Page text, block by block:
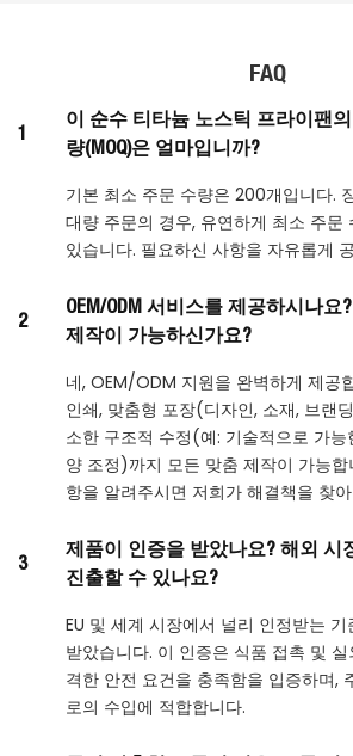
FAQ
1
이 순수 티타늄 노스틱 프라이팬
량(MOQ)은 얼마입니까?
기본 최소 주문 수량은 200개입니다.
대량 주문의 경우, 유연하게 최소 주문
있습니다. 필요하신 사항을 자유롭게
2
OEM/ODM 서비스를 제공하시나요
제작이 가능하신가요?
네, OEM/ODM 지원을 완벽하게 제공
인쇄, 맞춤형 포장(디자인, 소재, 브랜
소한 구조적 수정(예: 기술적으로 가
양 조정)까지 모든 맞춤 제작이 가능
항을 알려주시면 저희가 해결책을 찾
3
제품이 인증을 받았나요? 해외 시
진출할 수 있나요?
EU 및 세계 시장에서 널리 인정받는 기
받았습니다. 이 인증은 식품 접촉 및
격한 안전 요건을 충족함을 입증하며,
로의 수입에 적합합니다.